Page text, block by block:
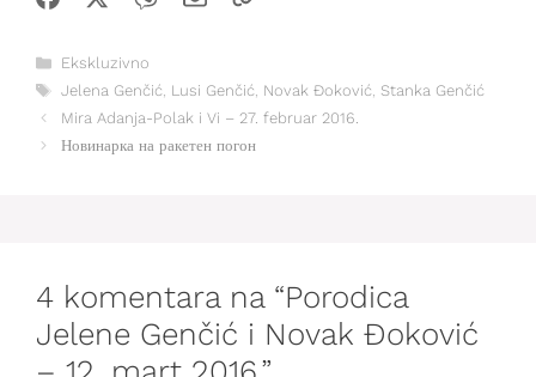
Kategorije
Ekskluzivno
Oznake
Jelena Genčić, Lusi Genčić, Novak Đoković, Stanka Genčić
Mira Adanja-Polak i Vi – 27. februar 2016.
Новинарка на ракетен погон
4 komentara na “Porodica
Jelene Genčić i Novak Đoković